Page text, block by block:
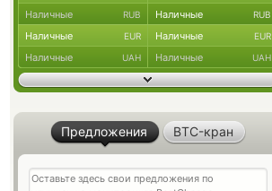
Наличные RUB Наличные RUB
Наличные EUR Наличные EUR
Наличные UAH Наличные UAH
Предложения BTC-кран